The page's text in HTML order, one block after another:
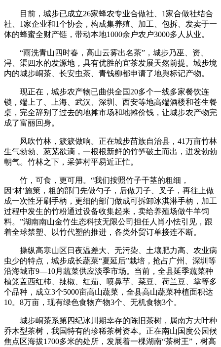
目前，城步已成立26家蜂农专业合做社、1家合做社结合
社、1家企业和1个协会，构成集养殖、加工、包拆、发卖于一
体的蜂蜜全财产链，带动本地1000余户农户3000多人从业。
“雨洗青山四时春，高山云雾出名茶”，城步乃巫、资、
浔、渠四水的发源地，具有优胜的宜茶发展天然前提。城步境
内的城步峒茶、长安虫茶、青钱柳都申请了地舆标记产物。
现正在，城步农产物已曲供全国20多个一线多家餐饮连
锁，端上了、上海、武汉、深圳、西安等地高端酒楼和苍生餐
桌，完全辞别了过去的地摊市场和地摊价钱，让城步农产物完
成了富丽回身。
风吹竹林，簌簌做响。正在城步苗族自治县，41万亩竹林
生气勃勃、葱茏欲滴，一根根新鲜的竹笋破土而出，迸发勃勃
朝气。竹林之下，采笋村平易近正忙。
竹，可食，更可用。“我们按照竹子干茎的粗细，
因‘材’施策，粗的部门先做勺子，后做刀子、叉子，再往上做
成一次性牙刷手柄，更细的部门做成可拆卸冰淇淋手柄，加工
过程中发生的竹粉通过设备收集起来，卖给养殖场做牛羊饲
料。”湖南南山金竹生态科技无限公司担任人肖小怯引见，跟
着全球禁塑、以竹代塑的推进，各类外贸订单接连不断。
操纵高寒山区日夜温差大、无污染、土壤肥力高、农业病
虫少的特点，城步成长蔬菜“夏延后”栽培，抢占广州、深圳等
沿海城市9—10月蔬菜供应淡季市场。当前，全县延季蔬菜种
植笼盖西红柿、辣椒、红茄、喷鼻芋、菜豆、荷兰豆、掌等多
个品种，成立3个5000亩高山蔬菜，全县高山蔬菜种植面积达
10。8万亩，现有绿色食物产物3个、无机食物3个。
城步峒茶系第四纪冰川期幸存的陈旧茶树，属南方大叶种
乔木型茶树，我国特有的珍稀茶树资本。正在南山国度公园候
焦点区海拔1700多米的处所，发展着一棵湖南“茶树王”，树高